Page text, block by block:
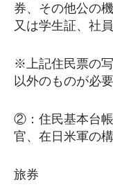
券、その他公の
又は学生証、社
※上記住民票の
以外のものが必要
②：住民基本台
官、在日米軍の構
旅券